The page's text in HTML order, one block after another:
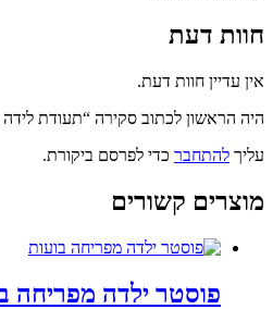
חוות דעת
אין עדיין חוות דעת.
היה הראשון לכתוב סקירה “תעודת
עליך להתחבר כדי לפרסם ביקורת.
מוצרים קשורים
פוסטר ילדה מפריחה